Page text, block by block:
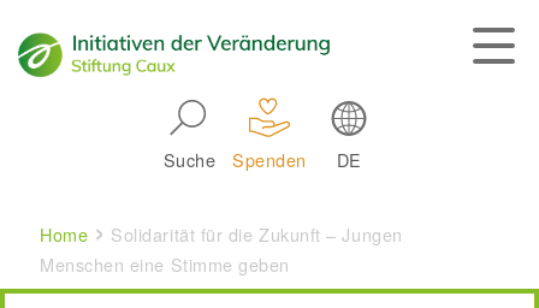
Suche Spenden DE
Breadcrumb
Home
Solidarität für die Zukunft – Jungen
Menschen eine Stimme geben